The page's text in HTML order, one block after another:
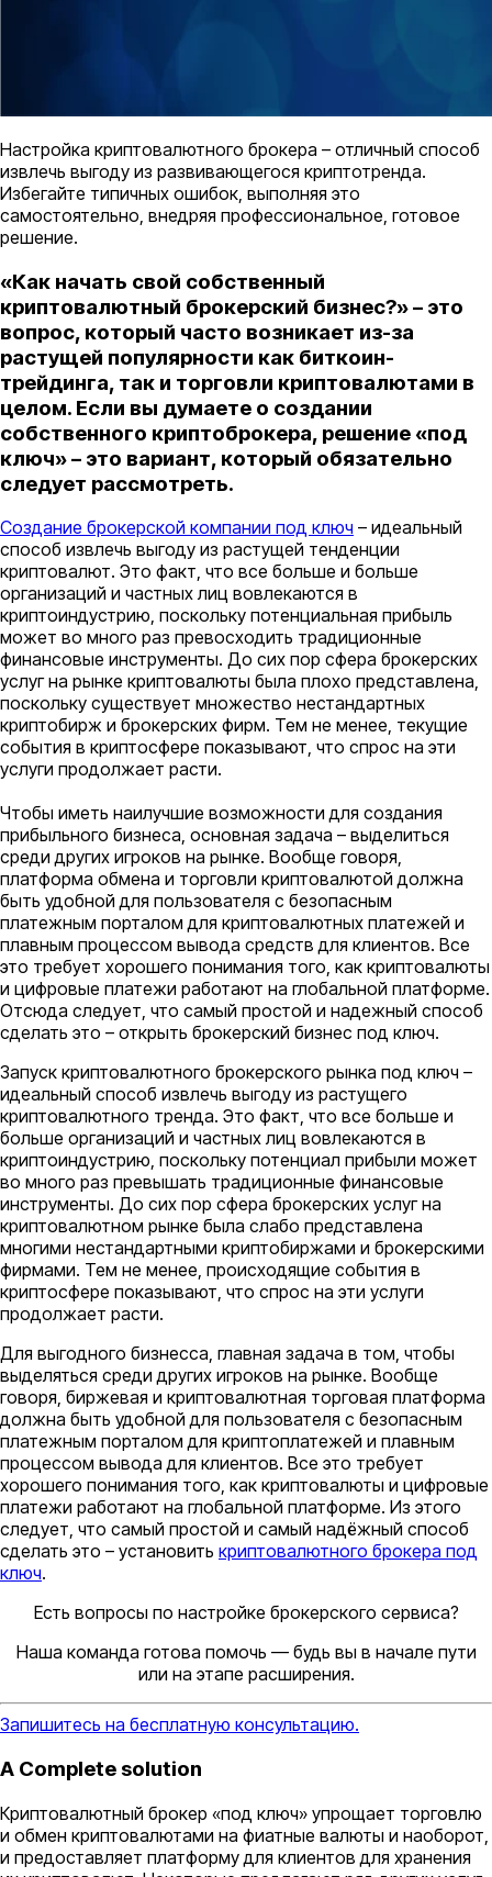
Настройка криптовалютного брокера – отличный способ
извлечь выгоду из развивающегося криптотренда.
Избегайте типичных ошибок, выполняя это
самостоятельно, внедряя профессиональное, готовое
решение.
«Как начать свой собственный
криптовалютный брокерский бизнес?» – это
вопрос, который часто возникает из-за
растущей популярности как биткоин-
трейдинга, так и торговли криптовалютами в
целом. Если вы думаете о создании
собственного криптоброкера, решение «под
ключ» – это вариант, который обязательно
следует рассмотреть.
Создание брокерской компании под ключ – идеальный
способ извлечь выгоду из растущей тенденции
криптовалют. Это факт, что все больше и больше
организаций и частных лиц вовлекаются в
криптоиндустрию, поскольку потенциальная прибыль
может во много раз превосходить традиционные
финансовые инструменты. До сих пор сфера брокерских
услуг на рынке криптовалюты была плохо представлена,
поскольку существует множество нестандартных
криптобирж и брокерских фирм. Тем не менее, текущие
события в криптосфере показывают, что спрос на эти
услуги продолжает расти.
Чтобы иметь наилучшие возможности для создания
прибыльного бизнеса, основная задача – выделиться
среди других игроков на рынке. Вообще говоря,
платформа обмена и торговли криптовалютой должна
быть удобной для пользователя с безопасным
платежным порталом для криптовалютных платежей и
плавным процессом вывода средств для клиентов. Все
это требует хорошего понимания того, как криптовалюты
и цифровые платежи работают на глобальной платформе.
Отсюда следует, что самый простой и надежный способ
сделать это – открыть брокерский бизнес под ключ.
Запуск криптовалютного брокерского рынка под ключ –
идеальный способ извлечь выгоду из растущего
криптовалютного тренда. Это факт, что все больше и
больше организаций и частных лиц вовлекаются в
криптоиндустрию, поскольку потенциал прибыли может
во много раз превышать традиционные финансовые
инструменты. До сих пор сфера брокерских услуг на
криптовалютном рынке была слабо представлена
многими нестандартными криптобиржами и брокерскими
фирмами. Тем не менее, происходящие события в
криптосфере показывают, что спрос на эти услуги
продолжает расти.
Для выгодного бизнесса, главная задача в том, чтобы
выделяться среди других игроков на рынке. Вообще
говоря, биржевая и криптовалютная торговая платформа
должна быть удобной для пользователя с безопасным
платежным порталом для криптоплатежей и плавным
процессом вывода для клиентов. Все это требует
хорошего понимания того, как криптовалюты и цифровые
платежи работают на глобальной платформе. Из этого
следует, что самый простой и самый надёжный способ
сделать это – установить криптовалютного брокера под
ключ.
Есть вопросы по настройке брокерского сервиса?
Наша команда готова помочь — будь вы в начале пути
или на этапе расширения.
Запишитесь на бесплатную консультацию.
A Complete solution
Криптовалютный брокер «под ключ» упрощает торговлю
и обмен криптовалютами на фиатные валюты и наоборот,
и предоставляет платформу для клиентов для хранения